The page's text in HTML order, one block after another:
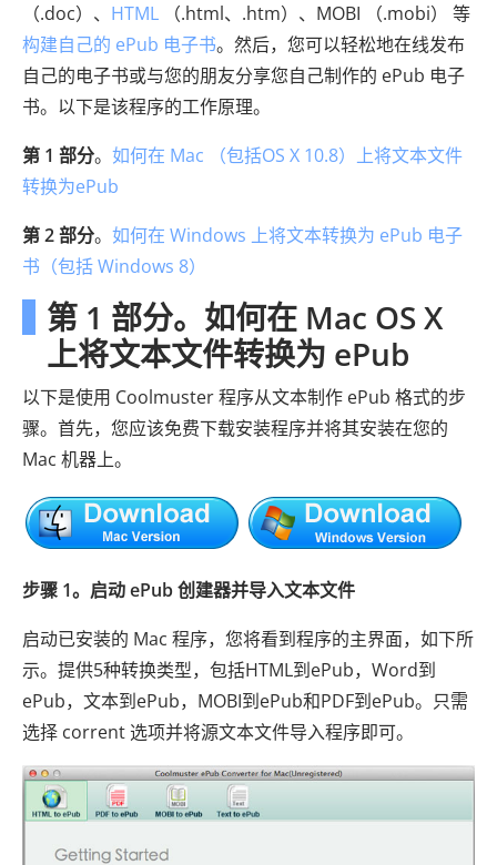
（.doc）、 HTML （.html、.htm）、MOBI （.mobi） 等
构建自己的 ePub 电子书。然后，您可以轻松地在线发布
自己的电子书或与您的朋友分享您自己制作的 ePub 电子
书。以下是该程序的工作原理。
第 1 部分。 如何在 Mac （包括OS X 10.8）上将文本文件
转换为ePub
第 2 部分。 如何在 Windows 上将文本转换为 ePub 电子
书（包括 Windows 8）
第 1 部分。如何在 Mac OS X
上将文本文件转换为 ePub
以下是使用 Coolmuster 程序从文本制作 ePub 格式的步
骤。首先，您应该免费下载安装程序并将其安装在您的
Mac 机器上。
步骤 1。启动 ePub 创建器并导入文本文件
启动已安装的 Mac 程序，您将看到程序的主界面，如下所
示。提供5种转换类型，包括HTML到ePub，Word到
ePub，文本到ePub，MOBI到ePub和PDF到ePub。只需
选择 corrent 选项并将源文本文件导入程序即可。